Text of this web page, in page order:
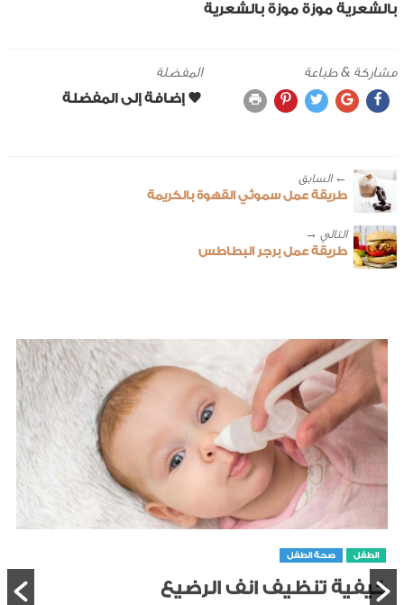
بالشعرية موزة موزة بالشعرية
مشاركة & طباعة المفضلة
← ‎السابق
طريقة عمل سموثي القهوة بالكريمة
طريقة عمل برجر البطاطس
الطفل صحة الطفل
كيفية تنظيف انف الرضيع